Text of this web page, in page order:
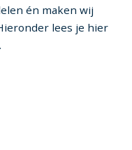
én maken wij
lees je hier